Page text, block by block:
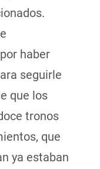
haber
seguirle
que los
tronos
que
ya estaban